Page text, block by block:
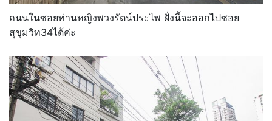
ถนนในซอยท่านหญิงพวงรัตน์ประไพ ฝั่งนี้จะออกไปซอย
สุขุมวิท34ได้ค่ะ